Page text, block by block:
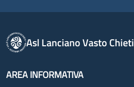
Asl Lanciano Vasto Chieti
AREA INFORMATIVA